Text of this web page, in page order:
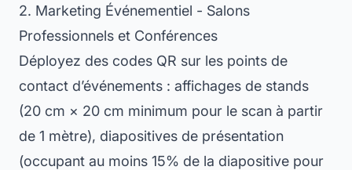
2. Marketing Événementiel - Salons
Professionnels et Conférences
Déployez des codes QR sur les points de
contact d’événements : affichages de stands
(20 cm × 20 cm minimum pour le scan à partir
de 1 mètre), diapositives de présentation
(occupant au moins 15% de la diapositive pour